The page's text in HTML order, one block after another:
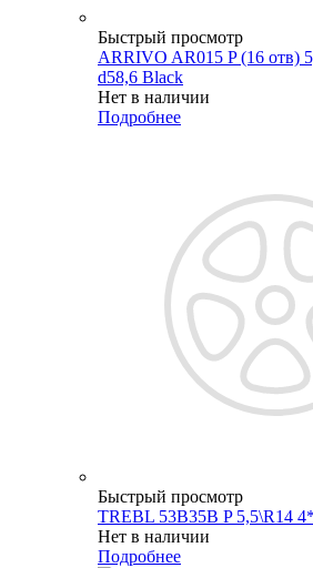
Быстрый просмотр
ARRIVO AR015 P (16 отв)
d58,6 Black
Нет в наличии
Подробнее
Быстрый просмотр
TREBL 53B35B P 5,5\R14
Нет в наличии
Подробнее